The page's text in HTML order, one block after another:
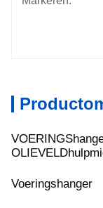
Voeringshanger